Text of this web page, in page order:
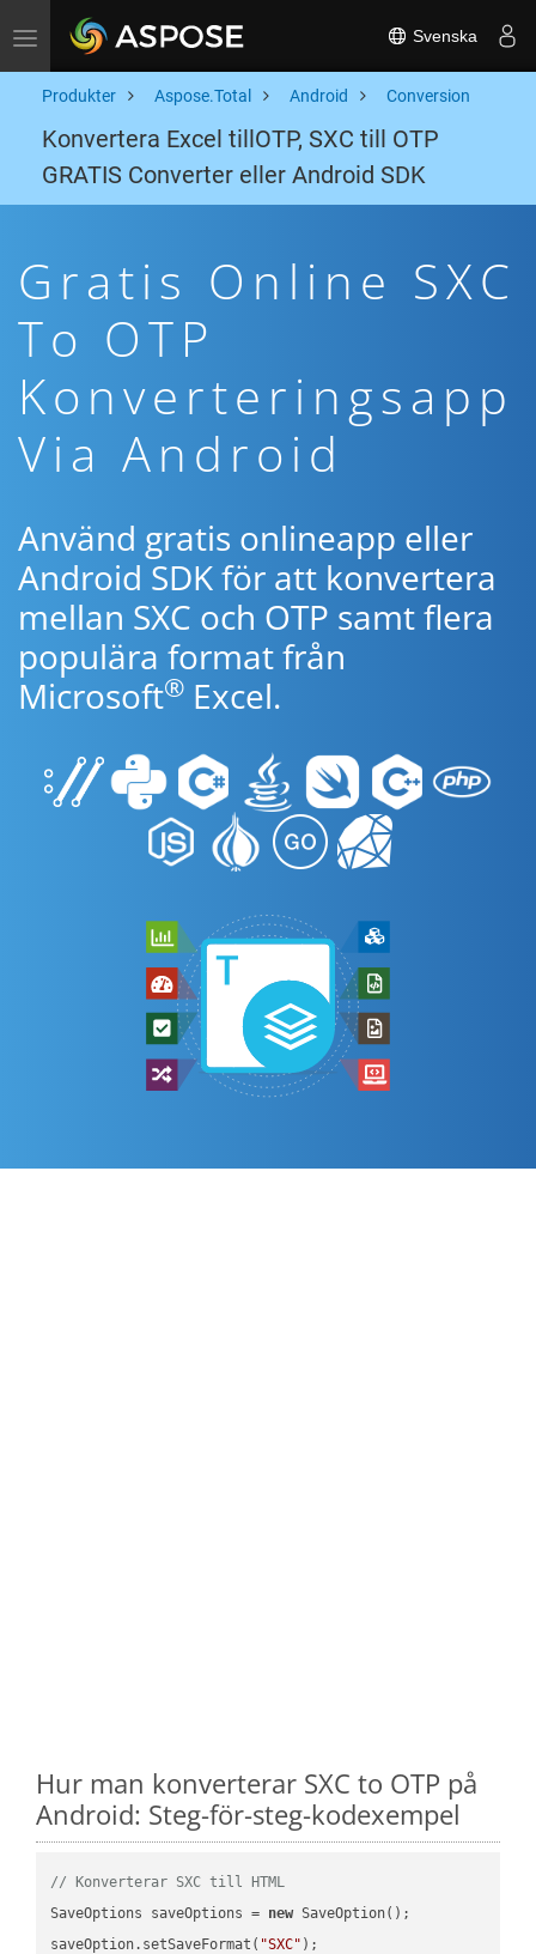
Toggle navigation Svenska
Produkter Aspose.Total Android Conversion
Konvertera Excel tillOTP, SXC till OTP
GRATIS Converter eller Android SDK
Gratis Online SXC
To OTP
Konverteringsapp
Via Android
Använd gratis onlineapp eller
Android SDK för att konvertera
mellan SXC och OTP samt flera
populära format från
Microsoft® Excel.
Hur man konverterar SXC to OTP på
Android: Steg-för-steg-kodexempel
// Konverterar SXC till HTML
SaveOptions saveOptions = new SaveOption();
saveOption.setSaveFormat( "SXC" );